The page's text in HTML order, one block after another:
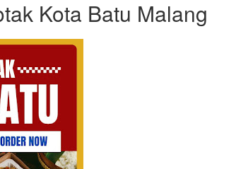
Kota Batu Malang